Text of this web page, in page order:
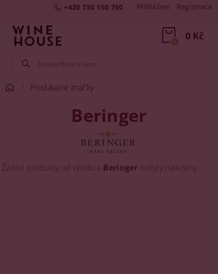
+420 730 150 750 Přihlášení Registrace
0 Kč
0
Prodávané značky
Beringer
Žádné produkty od výrobce Beringernebyly nalezeny....